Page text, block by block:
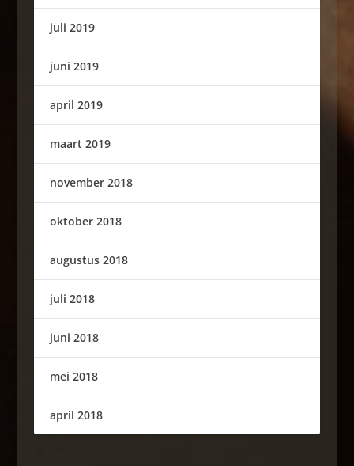
juli 2019
juni 2019
april 2019
maart 2019
november 2018
oktober 2018
augustus 2018
juli 2018
juni 2018
mei 2018
april 2018